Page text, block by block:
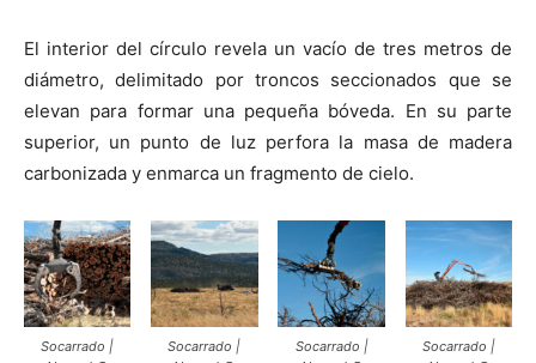
El interior del círculo revela un vacío de tres metros de
diámetro, delimitado por troncos seccionados que se
elevan para formar una pequeña bóveda. En su parte
superior, un punto de luz perfora la masa de madera
carbonizada y enmarca un fragmento de cielo.
Socarrado |
Socarrado |
Socarrado |
Socarrado |